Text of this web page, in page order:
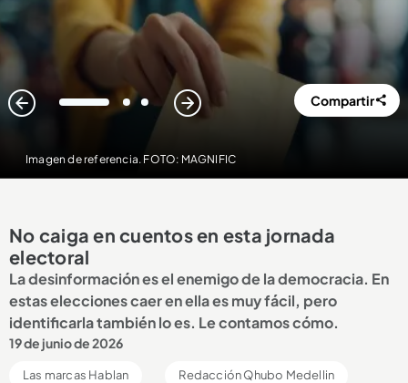
Imagen de referencia. FOTO: MAGNIFIC
1 2 3 Compartir
No caiga en cuentos en esta jornada
electoral
La desinformación es el enemigo de la democracia. En
estas elecciones caer en ella es muy fácil, pero
identificarla también lo es. Le contamos cómo.
19 de junio de 2026
Las marcas Hablan Redacción Qhubo Medellin